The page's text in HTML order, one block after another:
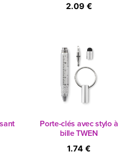
2.09 €
Porte-clés avec stylo à
bille TWEN
1.74 €